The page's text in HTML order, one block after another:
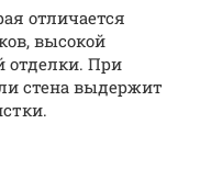
отличается
высокой
отделки. При
стена выдержит